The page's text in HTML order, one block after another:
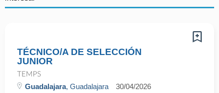
TÉCNICO/A DE SELECCIÓN
JUNIOR
TEMPS
Guadalajara, Guadalajara 30/04/2026